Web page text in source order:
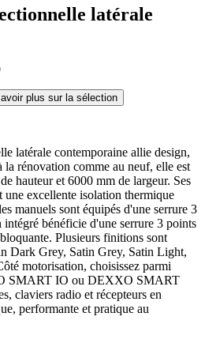
latérale
plus sur la sélection
latérale contemporaine allie design,
la rénovation comme au neuf, elle est
hauteur et 6000 mm de largeur. Ses
une excellente isolation thermique
manuels sont équipés d'une serrure 3
bénéficie d'une serrure 3 points
Plusieurs finitions sont
Dark Grey, Satin Grey, Satin Light,
motorisation, choisissez parmi
SMART IO ou DEXXO SMART
claviers radio et récepteurs en
performante et pratique au